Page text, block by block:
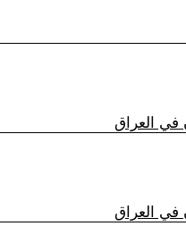
في العراق
في العراق